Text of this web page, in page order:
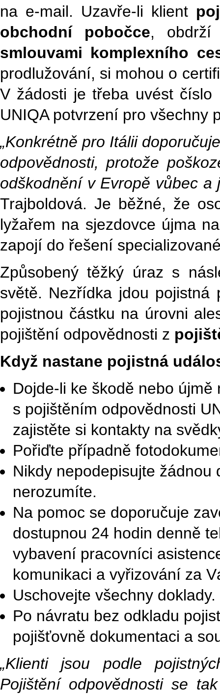
na e-mail. Uzavře-li klient
obchodní pobočce, obdrží
smlouvami komplexního
prodlužování, si mohou o
V žádosti je třeba uvést
UNIQA potvrzení pro všechny
„Konkrétně pro Itálii
odpovědnosti, protože
odškodnění v Evropě vůbec
Trajboldová. Je běžné, že
lyžařem na sjezdovce újma
zapojí do řešení
Způsobený těžký úraz s
světě. Nezřídka jdou
pojistnou částku na úrovni
pojištění odpovědnosti z
Když nastane pojistná
Dojde-li ke škodě nebo
s pojištěním odpovědnosti
zajistěte si kontakty na
Pořiďte případně
Nikdy nepodepisujte
nerozumíte.
Na pomoc se doporučuje
dostupnou 24 hodin denně
vybavení pracovníci
komunikaci a vyřizování za
Uschovejte všechny doklady.
Po návratu bez odkladu
pojišťovně dokumentaci a
„Klienti jsou podle
Pojištění odpovědnosti se